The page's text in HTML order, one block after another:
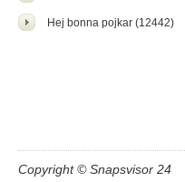
Hej bonna pojkar (12442)
Copyright © Snapsvisor 24